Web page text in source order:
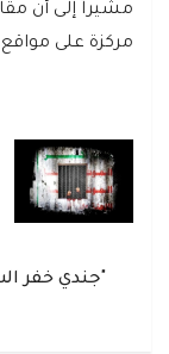
مركزة على مواقع
"جندي خفر